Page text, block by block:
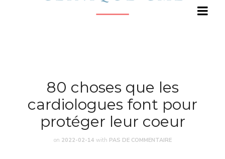
80 choses que les
cardiologues font pour
protéger leur coeur
on 2022-02-14 with PAS DE COMMENTAIRE